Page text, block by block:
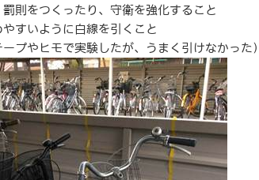
罰則をつくったり、守衛を強化すること
やすいように白線を引くこと
プやヒモで実験したが、うまく引けなかった）